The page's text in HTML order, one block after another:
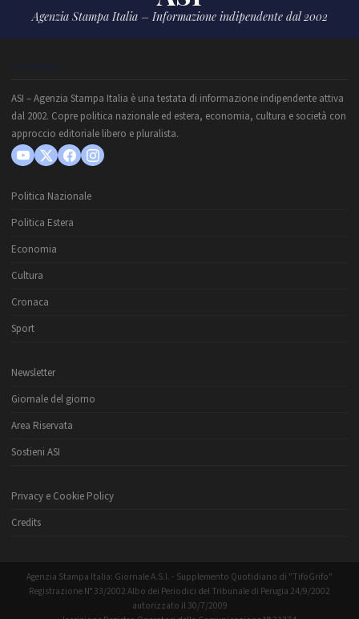
Agenzia Stampa Italia – Informazione indipendente dal 2002
CHI SIAMO
ASI – Agenzia Stampa Italia è una testata di informazione indipendente attiva
dal 2002. Copre politica nazionale ed estera, economia, cultura e società con
approccio editoriale libero e pluralista.
Politica Nazionale
Politica Estera
Economia
Cultura
Cronaca
Sport
Newsletter
Giornale del giorno
Area Riservata
Sostieni ASI
Privacy e Cookie Policy
Credits
Agenzia Stampa Italia: Giornale A.S.I. - Supplemento Quotidiano di "TifoGrifo"
Registrazione N° 33/2002 Albo dei Periodici del Tribunale di Perugia 24/9/2002
autorizzato il 30/7/2009